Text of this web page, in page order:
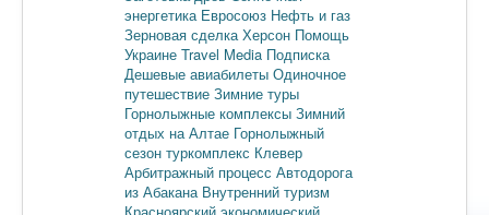
энергетика Евросоюз Нефть и газ
Зерновая сделка Херсон Помощь
Украине Travel Media Подписка
Дешевые авиабилеты Одиночное
путешествие Зимние туры
Горнолыжные комплексы Зимний
отдых на Алтае Горнолыжный
сезон туркомплекс Клевер
Арбитражный процесс Автодорога
из Абакана Внутренний туризм
Красноярский экономический